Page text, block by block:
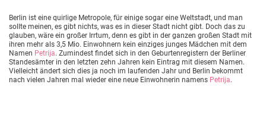
Berlin ist eine quirlige Metropole, für einige sogar eine Weltstadt, und man
sollte meinen, es gibt nichts, was es in dieser Stadt nicht gibt. Doch das zu
glauben, wäre ein großer Irrtum, denn es gibt in der ganzen großen Stadt mit
ihren mehr als 3,5 Mio. Einwohnern kein einziges junges Mädchen mit dem
Namen Petrija. Zumindest findet sich in den Geburtenregistern der Berliner
Standesämter in den letzten zehn Jahren kein Eintrag mit diesem Namen.
Vielleicht ändert sich dies ja noch im laufenden Jahr und Berlin bekommt
nach vielen Jahren mal wieder eine neue Einwohnerin namens Petrija.